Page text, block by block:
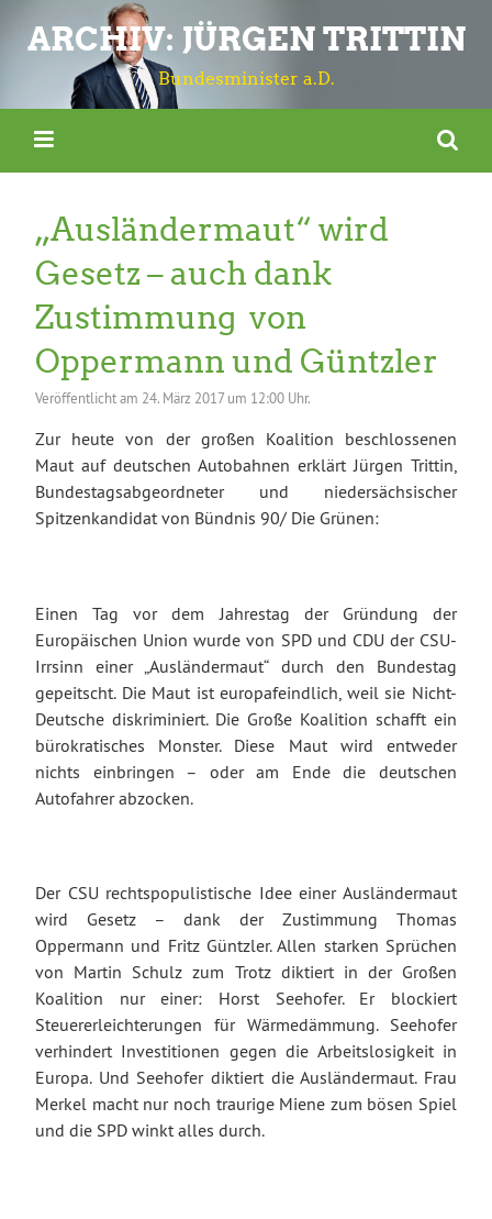
ARCHIV: JÜRGEN TRITTIN
Bundesminister a.D.
„Ausländermaut“ wird
Gesetz – auch dank
Zustimmung von
Oppermann und Güntzler
Veröffentlicht am 24. März 2017 um 12:00 Uhr.
Zur heute von der großen Koalition beschlossenen
Maut auf deutschen Autobahnen erklärt Jürgen Trittin,
Bundestagsabgeordneter und niedersächsischer
Spitzenkandidat von Bündnis 90/ Die Grünen:
Einen Tag vor dem Jahrestag der Gründung der
Europäischen Union wurde von SPD und CDU der CSU-
Irrsinn einer „Ausländermaut“ durch den Bundestag
gepeitscht. Die Maut ist europafeindlich, weil sie Nicht-
Deutsche diskriminiert. Die Große Koalition schafft ein
bürokratisches Monster. Diese Maut wird entweder
nichts einbringen – oder am Ende die deutschen
Autofahrer abzocken.
Der CSU rechtspopulistische Idee einer Ausländermaut
wird Gesetz – dank der Zustimmung Thomas
Oppermann und Fritz Güntzler. Allen starken Sprüchen
von Martin Schulz zum Trotz diktiert in der Großen
Koalition nur einer: Horst Seehofer. Er blockiert
Steuererleichterungen für Wärmedämmung. Seehofer
verhindert Investitionen gegen die Arbeitslosigkeit in
Europa. Und Seehofer diktiert die Ausländermaut. Frau
Merkel macht nur noch traurige Miene zum bösen Spiel
und die SPD winkt alles durch.